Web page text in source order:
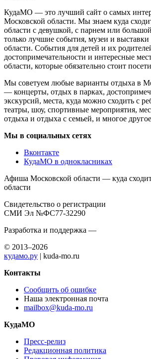
КудаМО — это лучший сайт о самых
Московской области. Мы знаем куда
области с девушкой, с парнем или
только лучшие события, музеи и
области. События для детей и их
достопримечательности и интересные
области, которые обязательно стоит
Мы советуем любые варианты отдыха в
— концерты, отдых в парках,
экскурсий, места, куда можно сходить с
театры, шоу, спортивные мероприятия,
отдыха и отдыха с семьей, и многое
Мы в социальных сетях
Вконтакте
КудаМО в однокласниках
Афиша Московской области — куда
области
Свидетельство о регистрации
СМИ Эл №ФС77-32290
Разработка и поддержка —
© 2013–2026
кудамо.ру | kuda-mo.ru
Контакты
Сообщить об ошибке
Наша электронная почта
mailbox@kuda-mo.ru
КудаМО
Пресс-релиз
Редакционная политика